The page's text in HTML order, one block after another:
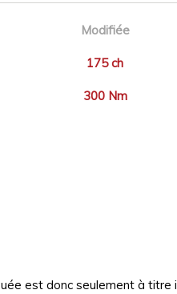
Modifiée
175 ch
300 Nm
est donc seulement à